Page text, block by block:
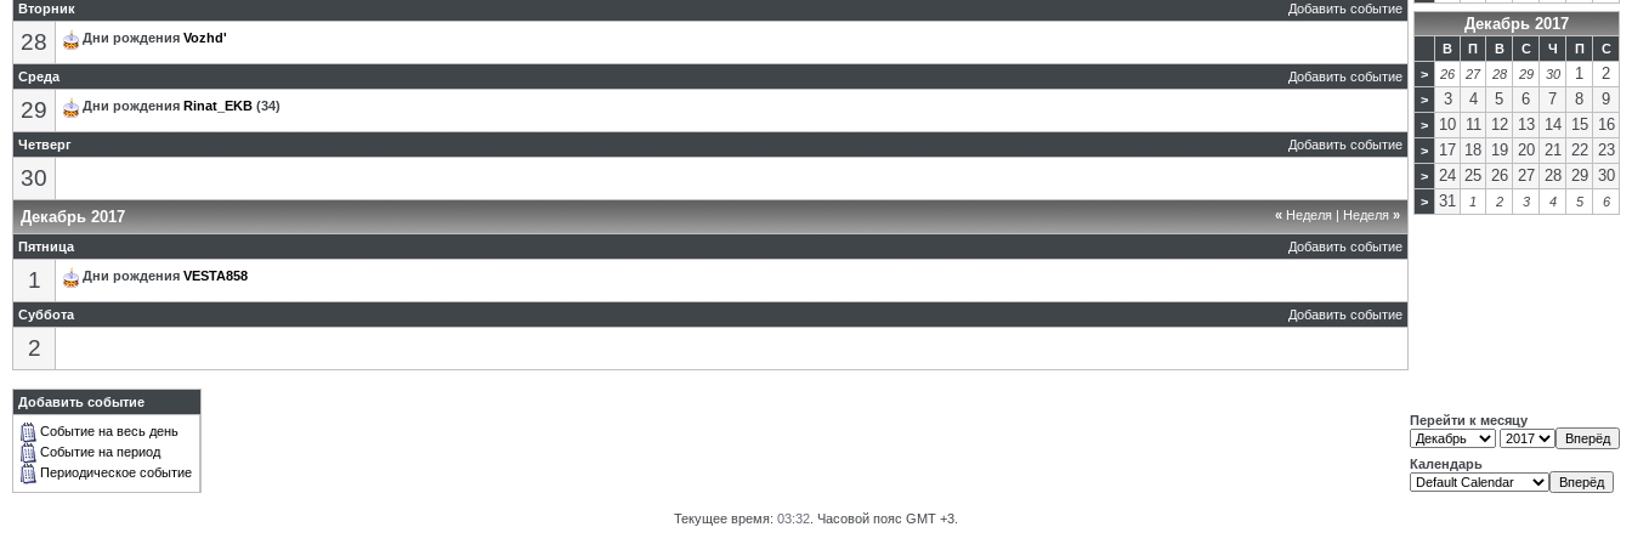
Добавить событие
Вторник
28 Дни рождения Vozhd'
Добавить событие
Среда
29 Дни рождения Rinat_EKB (34)
Добавить событие
Четверг
30
« Неделя | Неделя »
Декабрь 2017
Добавить событие
Пятница
1 Дни рождения VESTA858
Добавить событие
Суббота
2
Декабрь 2017
В П В С Ч П
С
>
26 27 28 29 30 1 2
> 3 4 5 6 7 8 9
> 10 11 12 13 14 15 16
> 17 18 19 20 21 22 23
> 24 25 26 27 28 29 30
> 31 1 2 3 4 5 6
Добавить событие
Событие на весь день
Событие на период
Периодическое событие
Перейти к месяцу
Календарь
Текущее время: 03:32 . Часовой пояс GMT +3.